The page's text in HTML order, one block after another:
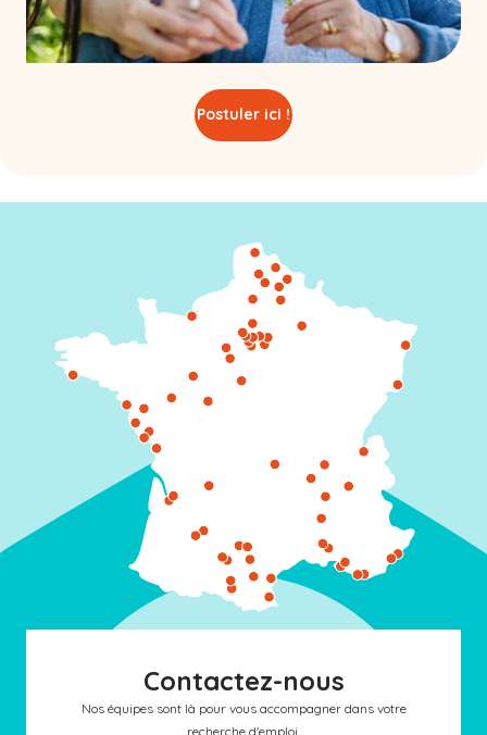
Postuler ici !
Contactez-nous
Nos équipes sont là pour vous accompagner dans votre
recherche d'emploi.